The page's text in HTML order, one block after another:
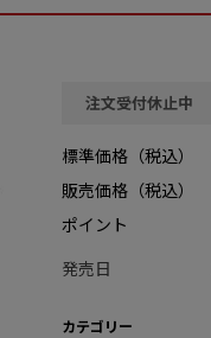
注文受付休止中
標準価格（税込）
販売価格（税込）
ポイント
発売日
カテゴリー